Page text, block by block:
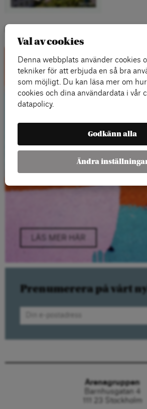
Kategorier:
Kontakta oss
LÄS MER HÄR
Prenumerera på vårt
Arenagruppen
Barnhusgatan 4
111 23 Stockholm
Val av cookies
Denna webbplats använder cookies
tekniker för att erbjuda en så bra
som möjligt. Du kan läsa mer om
cookies och dina användardata i vår
datapolicy.
Godkänn alla
Ändra